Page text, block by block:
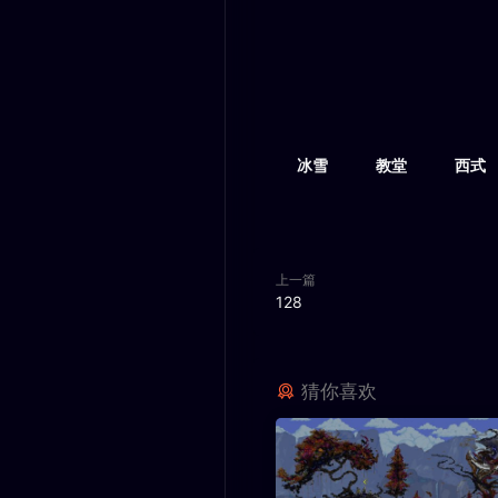
冰雪 教堂 西式
上一篇
128
猜你喜欢